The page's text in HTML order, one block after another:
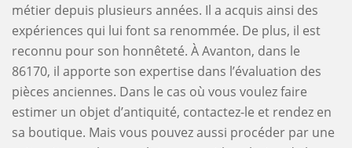
métier depuis plusieurs années. Il a acquis ainsi des
expériences qui lui font sa renommée. De plus, il est
reconnu pour son honnêteté. À Avanton, dans le
86170, il apporte son expertise dans l’évaluation des
pièces anciennes. Dans le cas où vous voulez faire
estimer un objet d’antiquité, contactez-le et rendez en
sa boutique. Mais vous pouvez aussi procéder par une